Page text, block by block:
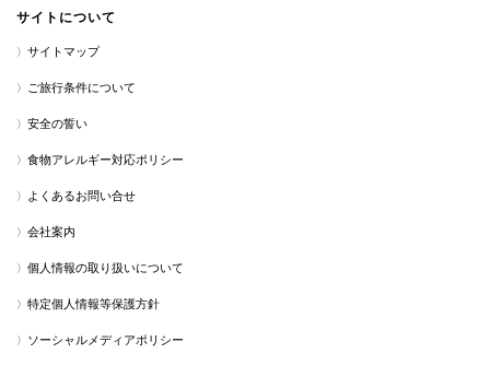
サイトについて
サイトマップ
ご旅行条件について
安全の誓い
食物アレルギー対応ポリシー
よくあるお問い合せ
会社案内
個人情報の取り扱いについて
特定個人情報等保護方針
ソーシャルメディアポリシー